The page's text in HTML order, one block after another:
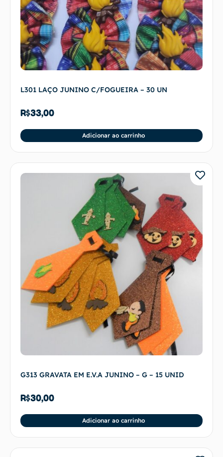
L301 LAÇO JUNINO C/FOGUEIRA – 30 UN
R$33,00
Adicionar ao carrinho
G313 GRAVATA EM E.V.A JUNINO – G – 15 UNID
R$30,00
Adicionar ao carrinho